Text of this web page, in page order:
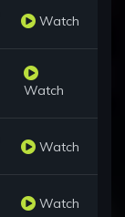
Watch
Watch
Watch
Watch